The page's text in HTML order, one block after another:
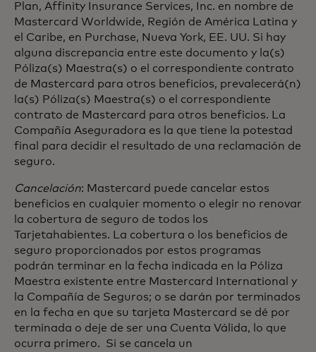
Plan, Affinity Insurance Services, Inc. en nombre de
Mastercard Worldwide, Región de América Latina y
el Caribe, en Purchase, Nueva York, EE. UU. Si hay
alguna discrepancia entre este documento y la(s)
Póliza(s) Maestra(s) o el correspondiente contrato
de Mastercard para otros beneficios, prevalecerá(n)
la(s) Póliza(s) Maestra(s) o el correspondiente
contrato de Mastercard para otros beneficios. La
Compañía Aseguradora es la que tiene la potestad
final para decidir el resultado de una reclamación de
seguro.
Cancelación: Mastercard puede cancelar estos
beneficios en cualquier momento o elegir no renovar
la cobertura de seguro de todos los
Tarjetahabientes. La cobertura o los beneficios de
seguro proporcionados por estos programas
podrán terminar en la fecha indicada en la Póliza
Maestra existente entre Mastercard International y
la Compañía de Seguros; o se darán por terminados
en la fecha en que su tarjeta Mastercard se dé por
terminada o deje de ser una Cuenta Válida, lo que
ocurra primero. Si se cancela un